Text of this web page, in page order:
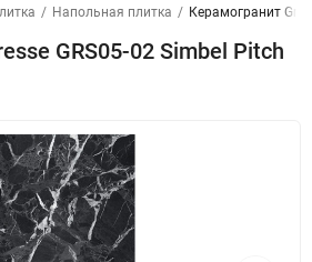
/ Напольная плитка / Керамогранит
GRS05-02 Simbel Pitch